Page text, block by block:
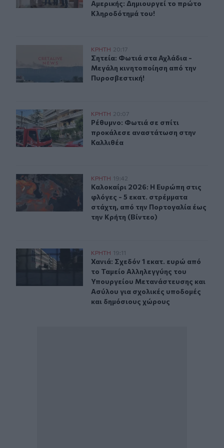
Αμερικής: Δημιουργεί το πρώτο
Κληροδότημά του!
Σητεία: Φωτιά στα Αχλάδια - Μεγάλη κινητοποίηση
ΚΡΗΤΗ 20:17
Σητεία: Φωτιά στα Αχλάδια -
Σητεία: Φωτιά στα Αχλάδια -
Μεγάλη κινητοποίηση από την
Πυροσβεστική!
Ρέθυμνο: Φωτιά σε σπίτι προκάλεσε αναστάτωση στην
ΚΡΗΤΗ 20:07
Ρέθυμνο: Φωτιά σε σπίτι
Ρέθυμνο: Φωτιά σε σπίτι
προκάλεσε αναστάτωση στην
Καλλιθέα
Καλοκαίρι 2026: Η Ευρώπη στις φλόγες - 5 εκατ.
ΚΡΗΤΗ 19:42
Καλοκαίρι 2026: Η Ευρώπη στις
Καλοκαίρι 2026: Η Ευρώπη στις
φλόγες - 5 εκατ. στρέμματα
στάχτη, από την Πορτογαλία έως
την Κρήτη (Βίντεο)
Χανιά: Σχεδόν 1 εκατ. ευρώ από το Ταμείο
ΚΡΗΤΗ 19:11
Χανιά: Σχεδόν 1 εκατ. ευρώ από το
Χανιά: Σχεδόν 1 εκατ. ευρώ από
το Ταμείο Αλληλεγγύης του
Υπουργείου Μετανάστευσης και
Ασύλου για σχολικές υποδομές
και δημόσιους χώρους